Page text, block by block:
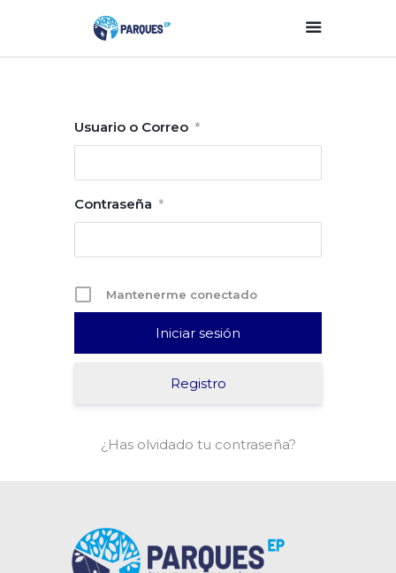
Parques Y Plazas
Ciudadana
Planificación
Estratégica
Transparencia
Usuario o Correo *
Contraseña *
Mantenerme conectado
Registro
¿Has olvidado tu contraseña?